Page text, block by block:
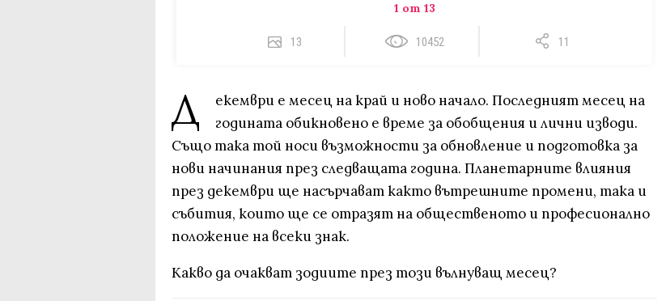
1 от 13
13 10452 11
Д
екември е месец на край и ново начало. Последният месец на
годината обикновено е време за обобщения и лични изводи.
Също така той носи възможности за обновление и подготовка за
нови начинания през следващата година. Планетарните влияния
през декември ще насърчават както вътрешните промени, така и
събития, които ще се отразят на общественото и професионално
положение на всеки знак.
Какво да очакват зодиите през този вълнуващ месец?